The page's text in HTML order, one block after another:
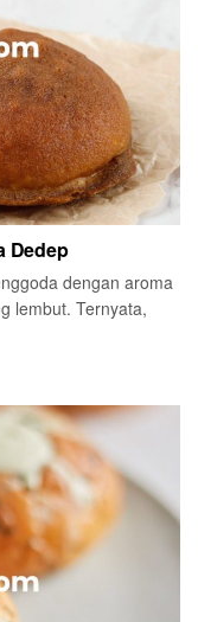
Dedep
dengan aroma
lembut. Ternyata,